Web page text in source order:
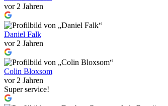
vor 2 Jahren
Daniel Falk
vor 2 Jahren
Colin Bloxsom
vor 2 Jahren
Super service!